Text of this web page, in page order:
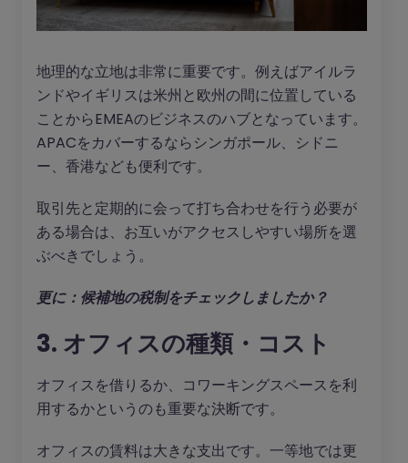
地理的な立地は非常に重要です。例えばアイルラ
ンドやイギリスは米州と欧州の間に位置している
ことからEMEAのビジネスのハブとなっています。
APACをカバーするならシンガポール、シドニ
ー、香港なども便利です。
取引先と定期的に会って打ち合わせを行う必要が
ある場合は、お互いがアクセスしやすい場所を選
ぶべきでしょう。
更に：候補地の税制をチェックしましたか？
3. オフィスの種類・コスト
オフィスを借りるか、コワーキングスペースを利
用するかというのも重要な決断です。
オフィスの賃料は大きな支出です。一等地では更